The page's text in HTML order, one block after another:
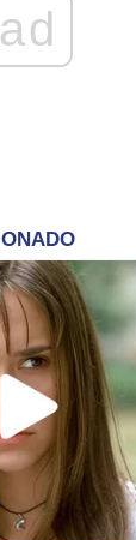
ad